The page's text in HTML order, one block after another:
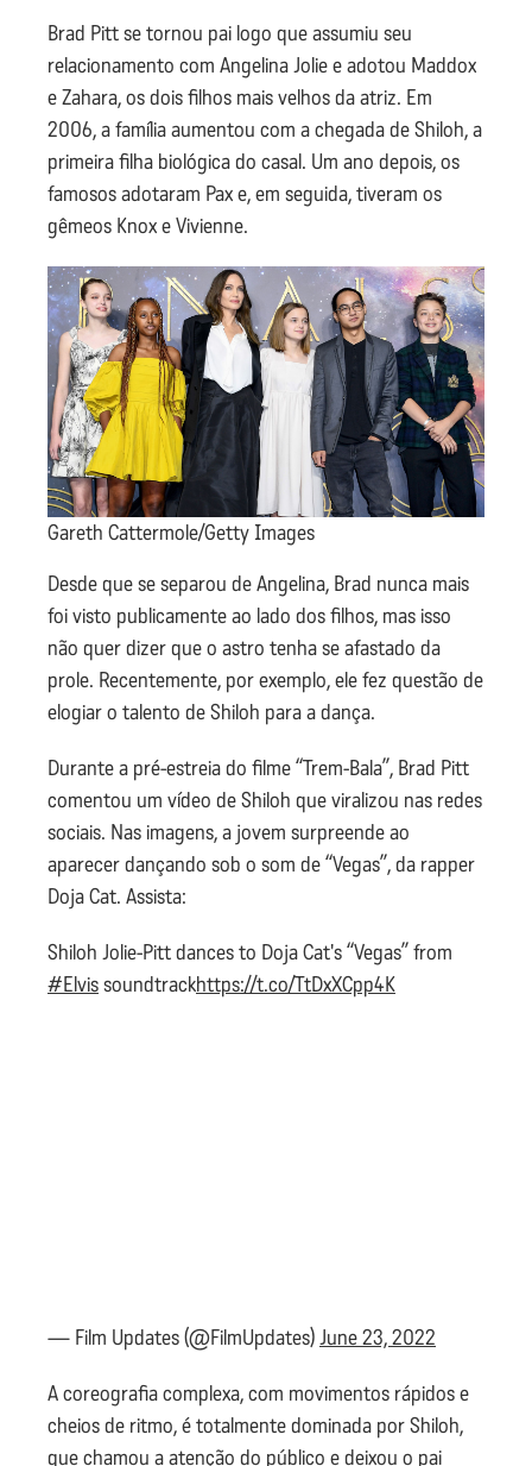
Brad Pitt se tornou pai logo que assumiu seu
relacionamento com Angelina Jolie e adotou Maddox
e Zahara, os dois filhos mais velhos da atriz. Em
2006, a família aumentou com a chegada de Shiloh, a
primeira filha biológica do casal. Um ano depois, os
famosos adotaram Pax e, em seguida, tiveram os
gêmeos Knox e Vivienne.
Gareth Cattermole/Getty Images
Desde que se separou de Angelina, Brad nunca mais
foi visto publicamente ao lado dos filhos, mas isso
não quer dizer que o astro tenha se afastado da
prole. Recentemente, por exemplo, ele fez questão de
elogiar o talento de Shiloh para a dança.
Durante a pré-estreia do filme “Trem-Bala”, Brad Pitt
comentou um vídeo de Shiloh que viralizou nas redes
sociais. Nas imagens, a jovem surpreende ao
aparecer dançando sob o som de “Vegas”, da rapper
Doja Cat. Assista:
Shiloh Jolie-Pitt dances to Doja Cat's “Vegas” from
#Elvissoundtrackhttps://t.co/TtDxXCpp4K
— Film Updates (@FilmUpdates)June 23, 2022
A coreografia complexa, com movimentos rápidos e
cheios de ritmo, é totalmente dominada por Shiloh,
que chamou a atenção do público e deixou o pai